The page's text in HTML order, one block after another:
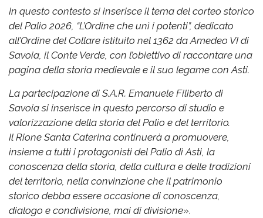
In questo contesto si inserisce il tema del corteo storico
del Palio 2026, “L’Ordine che unì i potenti”, dedicato
all’Ordine del Collare istituito nel 1362 da Amedeo VI di
Savoia, il Conte Verde, con l’obiettivo di raccontare una
pagina della storia medievale e il suo legame con Asti.
La partecipazione di S.A.R. Emanuele Filiberto di
Savoia si inserisce in questo percorso di studio e
valorizzazione della storia del Palio e del territorio.
Il Rione Santa Caterina continuerà a promuovere,
insieme a tutti i protagonisti del Palio di Asti, la
conoscenza della storia, della cultura e delle tradizioni
del territorio, nella convinzione che il patrimonio
storico debba essere occasione di conoscenza,
dialogo e condivisione, mai di divisione».